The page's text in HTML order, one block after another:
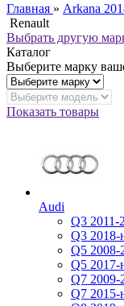
Главная » Arkana
Renault
Выбрать другую
Каталог
Выберите марку
Показать товары
Audi
Q3 2011-
Q3 2018-
Q5 2008-
Q5 2017-
Q7 2009-
Q7 2015-